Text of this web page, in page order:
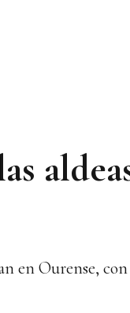
en Ourense,